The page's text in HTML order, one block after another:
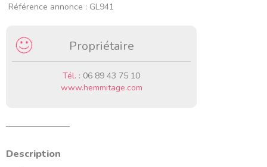
Référence annonce : GL941
Propriétaire
Tél. : 06 89 43 75 10
www.hemmitage.com
Description